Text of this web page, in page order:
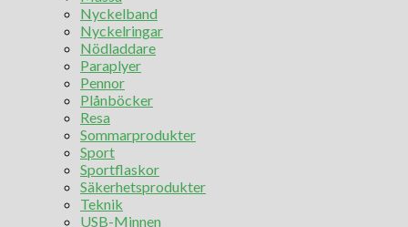
Nyckelband
Nyckelringar
Nödladdare
Paraplyer
Pennor
Plånböcker
Resa
Sommarprodukter
Sport
Sportflaskor
Säkerhetsprodukter
Teknik
USB-Minnen